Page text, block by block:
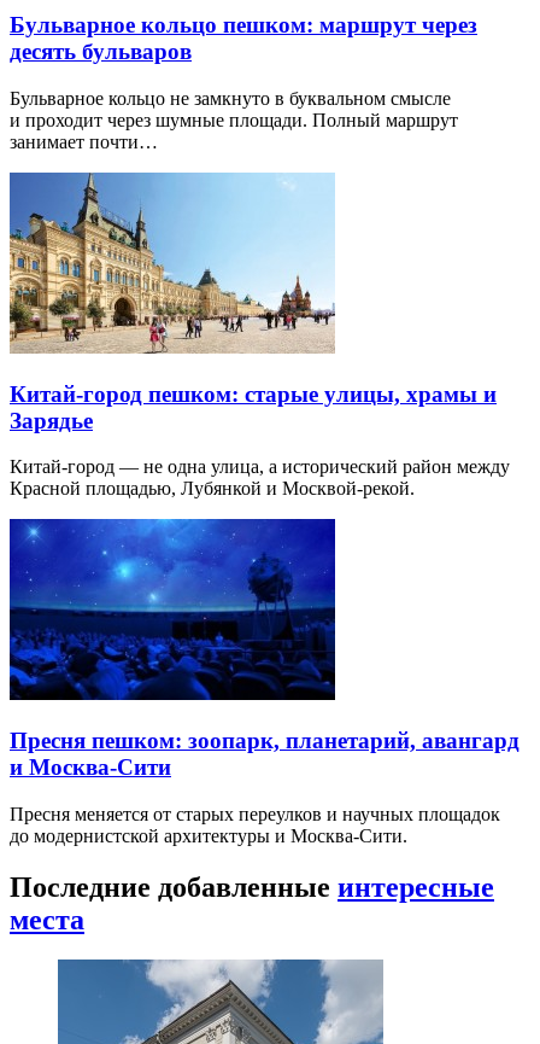
Бульварное кольцо пешком: маршрут через
десять бульваров
Бульварное кольцо не замкнуто в буквальном смысле
и проходит через шумные площади. Полный маршрут
занимает почти…
Китай-город пешком: старые улицы, храмы и
Зарядье
Китай-город — не одна улица, а исторический район между
Красной площадью, Лубянкой и Москвой-рекой.
Пресня пешком: зоопарк, планетарий, авангард
и Москва-Сити
Пресня меняется от старых переулков и научных площадок
до модернистской архитектуры и Москва-Сити.
Последние добавленные интересные
места